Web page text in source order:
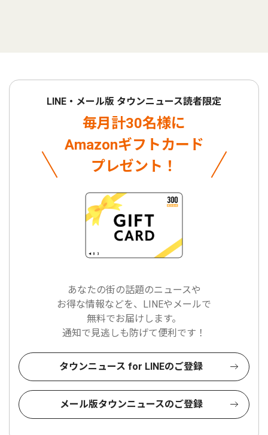
LINE・メール版 タウンニュース読者限定
毎月計30名様に
Amazonギフトカード
プレゼント！
あなたの街の話題のニュースや
お得な情報などを、LINEやメールで
無料でお届けします。
通知で見逃しも防げて便利です！
タウンニュース for LINEのご登録
メール版タウンニュースのご登録